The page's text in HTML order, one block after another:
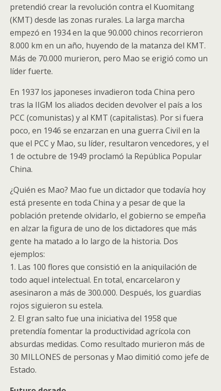
pretendió crear la revolución contra el Kuomitang
(KMT) desde las zonas rurales. La larga marcha
empezó en 1934 en la que 90.000 chinos recorrieron
8.000 km en un año, huyendo de la matanza del KMT.
Más de 70.000 murieron, pero Mao se erigió como un
líder fuerte.
En 1937 los japoneses invadieron toda China pero
tras la IIGM los aliados deciden devolver el país a los
PCC (comunistas) y al KMT (capitalistas). Por si fuera
poco, en 1946 se enzarzan en una guerra Civil en la
que el PCC y Mao, su líder, resultaron vencedores, y el
1 de octubre de 1949 proclamó la República Popular
China.
¿Quién es Mao? Mao fue un dictador que todavía hoy
está presente en toda China y a pesar de que la
población pretende olvidarlo, el gobierno se empeña
en alzar la figura de uno de los dictadores que más
gente ha matado a lo largo de la historia. Dos
ejemplos:
1. Las 100 flores que consistió en la aniquilación de
todo aquel intelectual. En total, encarcelaron y
asesinaron a más de 300.000. Después, los guardias
rojos siguieron su estela.
2. El gran salto fue una iniciativa del 1958 que
pretendía fomentar la productividad agrícola con
absurdas medidas. Como resultado murieron más de
30 MILLONES de personas y Mao dimitió como jefe de
Estado.